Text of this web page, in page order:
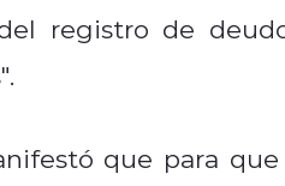
registro de
que para